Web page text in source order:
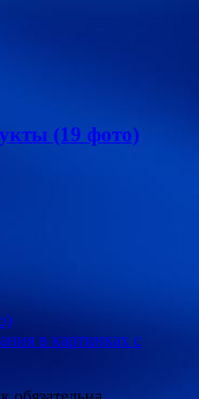
(19 фото)
в картинках с